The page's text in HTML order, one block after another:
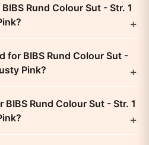
Rund Colour Sut - Str. 1
for BIBS Rund Colour Sut -
Pink?
Rund Colour Sut - Str. 1